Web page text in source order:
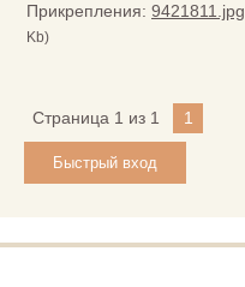
Прикрепления: 9421811.jpg
Kb)
Страница 1 из 1 1